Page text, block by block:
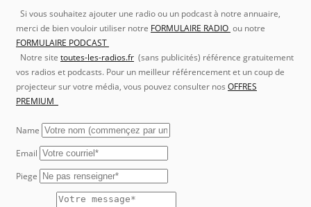
Si vous souhaitez ajouter une radio ou un podcast à notre annuaire,
merci de bien vouloir utiliser notre FORMULAIRE RADIO ou notre
FORMULAIRE PODCAST
Notre site toutes-les-radios.fr (sans publicités) référence gratuitement
vos radios et podcasts. Pour un meilleur référencement et un coup de
projecteur sur votre média, vous pouvez consulter nos OFFRES
PREMIUM
Name
Email
Piege